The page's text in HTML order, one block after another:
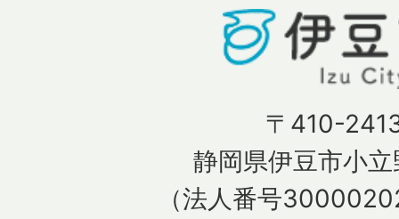
〒410-
静岡県伊豆市小
（法人番号